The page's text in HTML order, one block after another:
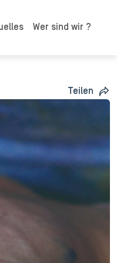
Wer sind wir ?
Teilen